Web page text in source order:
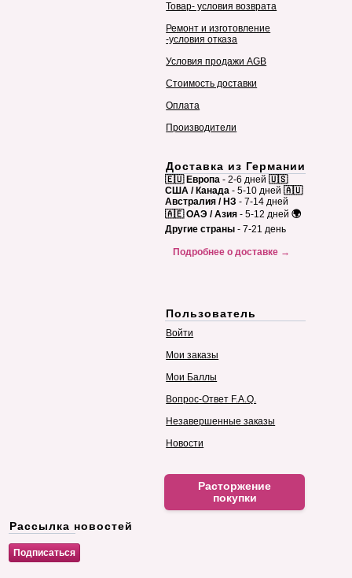
Товар- условия возврата
Ремонт и изготовление
-условия отказа
Условия продажи AGB
Стоимость доставки
Оплата
Производители
Доставка из Германии
🇪🇺 Европа - 2-6 дней 🇺🇸
США / Канада - 5-10 дней 🇦🇺
Австралия / НЗ - 7-14 дней
🇦🇪 ОАЭ / Азия - 5-12 дней 🌍
Другие страны - 7-21 день
Подробнее о доставке →
Пользователь
Войти
Мои заказы
Мои Баллы
Вопрос-Ответ F.A.Q.
Незавершенные заказы
Новости
Расторжение
покупки
Рассылка новостей